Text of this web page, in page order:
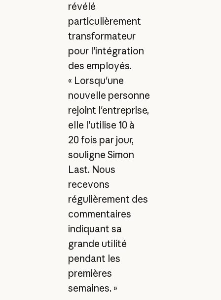
révélé
particulièrement
transformateur
pour l'intégration
des employés.
« Lorsqu'une
nouvelle personne
rejoint l'entreprise,
elle l'utilise 10 à
20 fois par jour,
souligne Simon
Last. Nous
recevons
régulièrement des
commentaires
indiquant sa
grande utilité
pendant les
premières
semaines. »